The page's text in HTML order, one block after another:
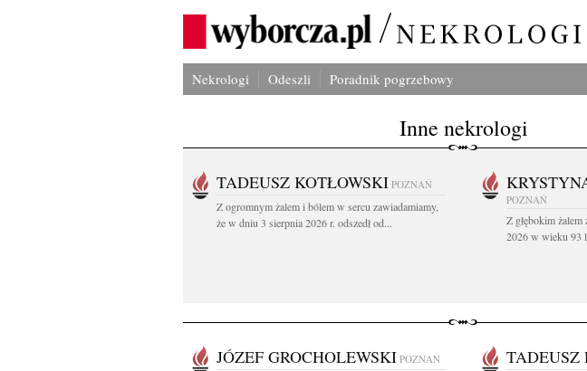
Nekrologi Odeszli Poradnik pogrzebowy
Inne nekrologi
TADEUSZ KOTŁOWSKI POZNAŃ
Z ogromnym żalem i bólem w sercu zawiadamiamy,
że w dniu 3 sierpnia 2026 r. odszedł od...
POZNAŃ
Z głębokim
2026 w wieku 93
JÓZEF GROCHOLEWSKI POZNAŃ TADEUSZ